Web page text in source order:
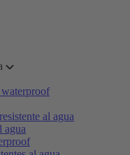
al agua
agua